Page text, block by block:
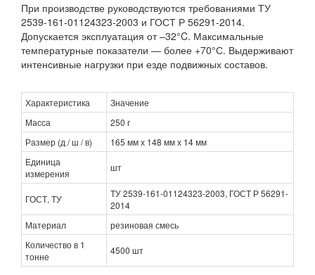
При производстве руководствуются требованиями ТУ
2539-161-01124323-2003 и ГОСТ Р 56291-2014.
Допускается эксплуатация от –32°C. Максимальные
температурные показатели — более +70°С. Выдерживают
интенсивные нагрузки при езде подвижных составов.
Характеристика
Значение
Масса
250 г
Размер (д / ш / в)
165 мм х 148 мм х 14 мм
Единица
измерения
шт
ГОСТ, ТУ
ТУ 2539-161-01124323-2003, ГОСТ Р 56291-
2014
Материал
резиновая смесь
Количество в 1
тонне
4500 шт